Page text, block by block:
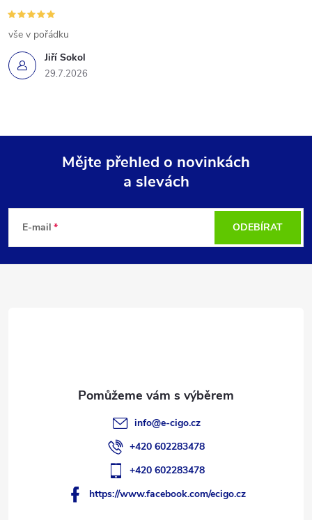
Jiří Sokol
29.7.2026
vše v pořádku
p
Mějte přehled o novinkách
a slevách
E-mail ODEBÍRAT
info@e-cigo.cz
+420 602283478
+420 602283478
https://www.facebook.com/ecigo.cz